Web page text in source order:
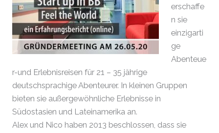
erschaffe
n sie
einzigarti
ge
Abenteue
r-und Erlebnisreisen für 21 – 35 jährige
deutschsprachige Abenteurer. In kleinen Gruppen
bieten sie außergewöhnliche Erlebnisse in
Südostasien und Lateinamerika an.
Alex und Nico haben 2013 beschlossen, dass sie